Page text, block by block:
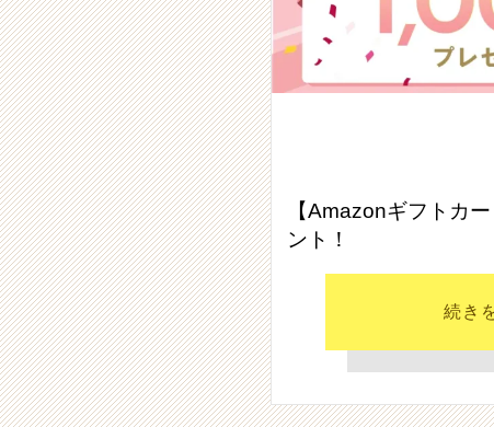
【Amazonギフトカ
ント！
続き